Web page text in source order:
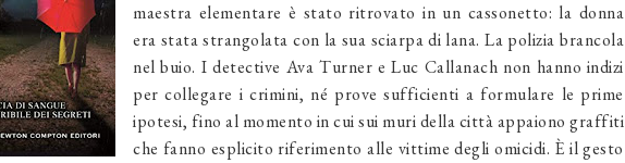
maestra elementare è stato ritrovato in un cassonetto: la donna
era stata strangolata con la sua sciarpa di lana. La polizia brancola
nel buio. I detective Ava Turner e Luc Callanach non hanno indizi
per collegare i crimini, né prove sufficienti a formulare le prime
ipotesi, fino al momento in cui sui muri della città appaiono graffiti
che fanno esplicito riferimento alle vittime degli omicidi. È il gesto